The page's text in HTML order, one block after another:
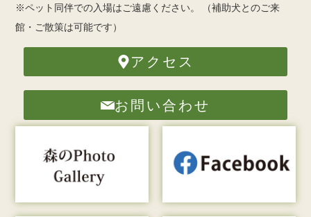
※ペット同伴での入場はご遠慮ください。
（補助犬とのご来
館・ご散策は可能です）
アクセス
お問い合わせ